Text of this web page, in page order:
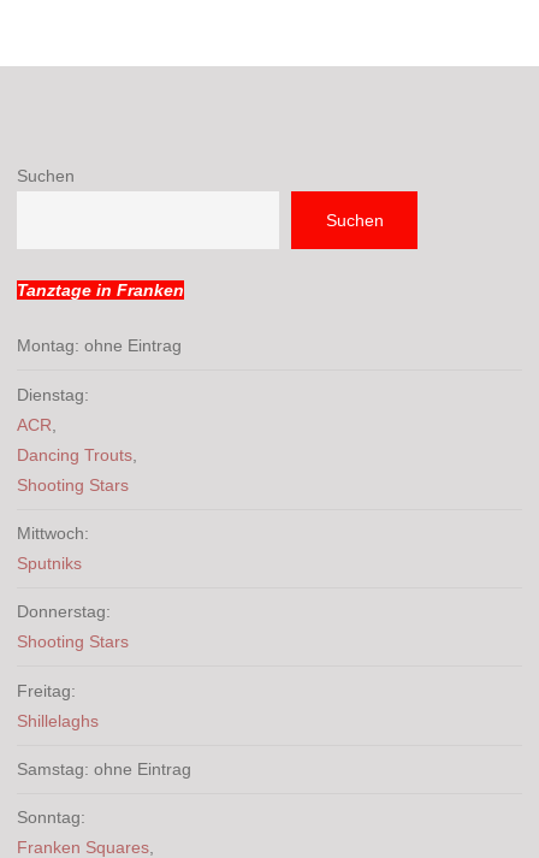
Suchen
Suchen
Tanztage in Franken
Montag: ohne Eintrag
Dienstag:
ACR
Dancing Trouts
Shooting Stars
Mittwoch:
Sputniks
Donnerstag:
Shooting Stars
Freitag:
Shillelaghs
Samstag: ohne Eintrag
Sonntag:
Franken Squares,